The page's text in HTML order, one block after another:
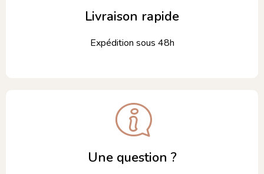
Livraison rapide
Expédition sous 48h
Une question ?